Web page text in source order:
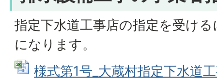
指定下水道工事店の指定を受け
になります。
様式第1号_大蔵村指定下水道